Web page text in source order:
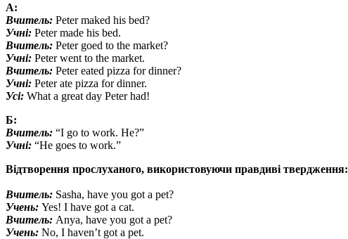
А:
Вчитель: Peter maked his bed?
Учні: Peter made his bed.
Вчитель: Peter goed to the market?
Учні: Peter went to the market.
Вчитель: Peter eated pizza for dinner?
Учні: Peter ate pizza for dinner.
Усі: What a great day Peter had!
Б:
Вчитель: “I go to work. He?”
Учні: “He goes to work.”
Відтворення прослуханого, використовуючи правдиві твердження:
Вчитель: Sasha, have you got a pet?
Учень: Yes! I have got a cat.
Вчитель: Anya, have you got a pet?
Учень: No, I haven’t got a pet.